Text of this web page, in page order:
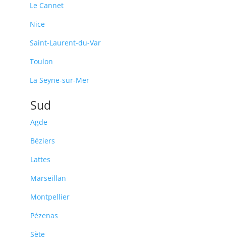
Le Cannet
Nice
Saint-Laurent-du-Var
Toulon
La Seyne-sur-Mer
Sud
Agde
Béziers
Lattes
Marseillan
Montpellier
Pézenas
Sète